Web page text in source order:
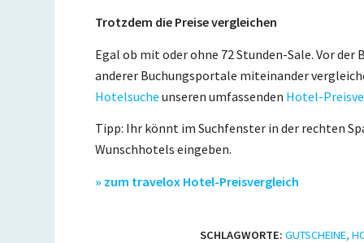
Trotzdem die Preise vergleichen
Egal ob mit oder ohne 72 Stunden-Sale. Vor
anderer Buchungsportale miteinander
Hotelsuche unseren umfassenden Hotel-
Tipp: Ihr könnt im Suchfenster in der rechten
Wunschhotels eingeben.
» zum travelox Hotel-Preisvergleich
SCHLAGWORTE: GUTSCHEINE,